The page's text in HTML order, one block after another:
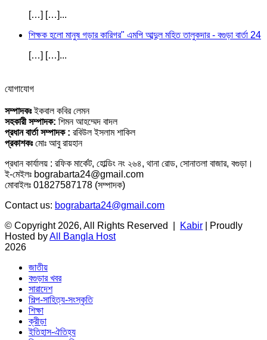
[…] […]...
শিক্ষক হলো মানুষ গড়ার কারিগর" এমপি আব্দুল মহিত তালুকদার - বগুড়া বার্তা 24
[…] […]...
যোগাযোগ
সম্পাদকঃইকবাল কবির লেমন
সহকারী সম্পাদক: শিমন আহম্মেদ বাদল
প্রধান বার্তা সম্পাদক : রবিউল ইসলাম শাকিল
প্রকাশকঃমোঃ আবু রায়হান
প্রধান কার্যালয় : রফিক মার্কেট, হোল্ডিং নং ২৬৪, থানা রোড, সোনাতলা বাজার, বগুড়া।
ই-মেইলঃ bograbarta24@gmail.com
মোবাইলঃ 01827587178 (সম্পাদক)
Contact us: bograbarta24@gmail.com
© Copyright 2026, All Rights Reserved |
Kabir | Proudly
Hosted byAll Bangla Host
2026
জাতীয়
বগুড়ার খবর
সারাদেশ
শিল্প-সাহিত্য-সংস্কৃতি
শিক্ষা
ক্রীড়া
ইতিহাস-ঐতিহ্য